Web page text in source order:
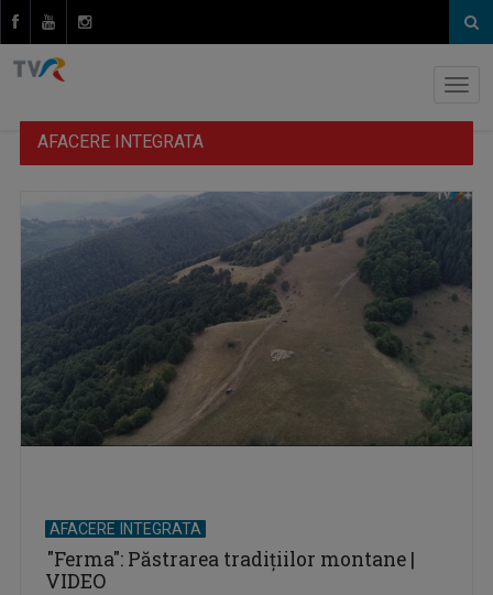
AFACERE INTEGRATA
AFACERE INTEGRATA
"Ferma": Păstrarea tradițiilor montane |
VIDEO